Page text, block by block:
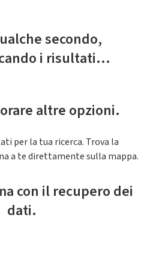
secondo,
i risultati...
altre opzioni.
per la tua ricerca. Trova la
a te direttamente sulla mappa.
con il recupero dei
dati.